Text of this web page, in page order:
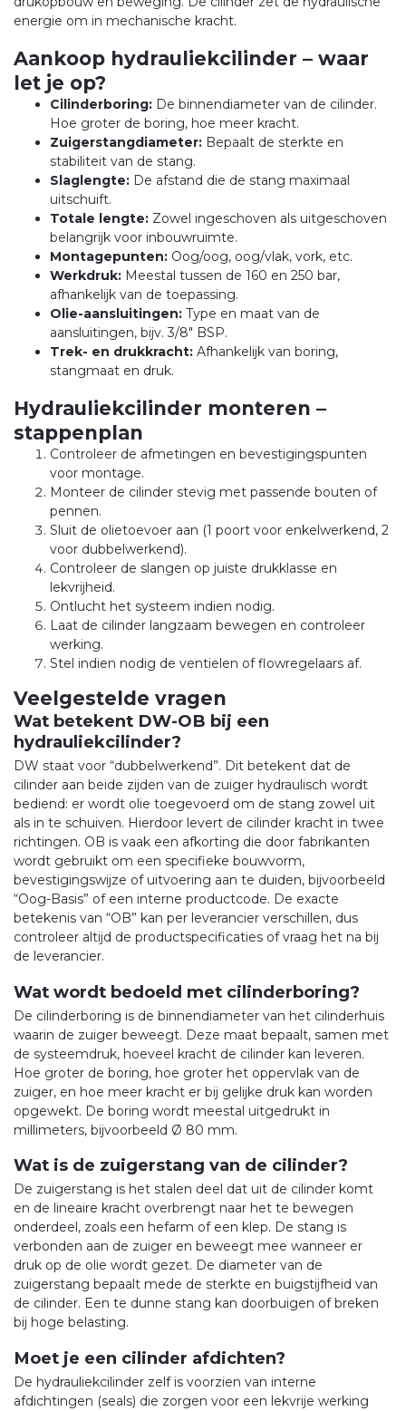
energie om in mechanische kracht.
Aankoop hydrauliekcilinder – waar
let je op?
Cilinderboring: De binnendiameter van de cilinder.
Hoe groter de boring, hoe meer kracht.
Zuigerstangdiameter: Bepaalt de sterkte en
stabiliteit van de stang.
Slaglengte: De afstand die de stang maximaal
uitschuift.
Totale lengte: Zowel ingeschoven als uitgeschoven
belangrijk voor inbouwruimte.
Montagepunten: Oog/oog, oog/vlak, vork, etc.
Werkdruk: Meestal tussen de 160 en 250 bar,
afhankelijk van de toepassing.
Olie-aansluitingen: Type en maat van de
aansluitingen, bijv. 3/8" BSP.
Trek- en drukkracht: Afhankelijk van boring,
stangmaat en druk.
Hydrauliekcilinder monteren –
stappenplan
Controleer de afmetingen en bevestigingspunten
voor montage.
Monteer de cilinder stevig met passende bouten of
pennen.
Sluit de olietoevoer aan (1 poort voor enkelwerkend, 2
voor dubbelwerkend).
Controleer de slangen op juiste drukklasse en
lekvrijheid.
Ontlucht het systeem indien nodig.
Laat de cilinder langzaam bewegen en controleer
werking.
Stel indien nodig de ventielen of flowregelaars af.
Veelgestelde vragen
Wat betekent DW-OB bij een
hydrauliekcilinder?
DW staat voor “dubbelwerkend”. Dit betekent dat de
cilinder aan beide zijden van de zuiger hydraulisch wordt
bediend: er wordt olie toegevoerd om de stang zowel uit
als in te schuiven. Hierdoor levert de cilinder kracht in twee
richtingen. OB is vaak een afkorting die door fabrikanten
wordt gebruikt om een specifieke bouwvorm,
bevestigingswijze of uitvoering aan te duiden, bijvoorbeeld
“Oog-Basis” of een interne productcode. De exacte
betekenis van “OB” kan per leverancier verschillen, dus
controleer altijd de productspecificaties of vraag het na bij
de leverancier.
Wat wordt bedoeld met cilinderboring?
De cilinderboring is de binnendiameter van het cilinderhuis
waarin de zuiger beweegt. Deze maat bepaalt, samen met
de systeemdruk, hoeveel kracht de cilinder kan leveren.
Hoe groter de boring, hoe groter het oppervlak van de
zuiger, en hoe meer kracht er bij gelijke druk kan worden
opgewekt. De boring wordt meestal uitgedrukt in
millimeters, bijvoorbeeld Ø 80 mm.
Wat is de zuigerstang van de cilinder?
De zuigerstang is het stalen deel dat uit de cilinder komt
en de lineaire kracht overbrengt naar het te bewegen
onderdeel, zoals een hefarm of een klep. De stang is
verbonden aan de zuiger en beweegt mee wanneer er
druk op de olie wordt gezet. De diameter van de
zuigerstang bepaalt mede de sterkte en buigstijfheid van
de cilinder. Een te dunne stang kan doorbuigen of breken
bij hoge belasting.
Moet je een cilinder afdichten?
De hydrauliekcilinder zelf is voorzien van interne
afdichtingen (seals) die zorgen voor een lekvrije werking